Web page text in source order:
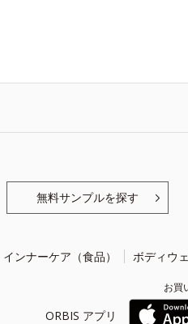
無料サンプルを探す
インナーケア（食品） ボディウ
ORBIS アプリ
お買